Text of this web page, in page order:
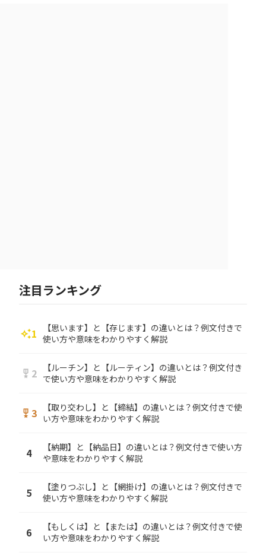
注目ランキング
auto_awesome1
【思います】と【存じます】の違いとは？例文付きで
使い方や意味をわかりやすく解説
military_tech 2
【ルーチン】と【ルーティン】の違いとは？例文付き
で使い方や意味をわかりやすく解説
military_tech 3
【取り交わし】と【締結】の違いとは？例文付きで使
い方や意味をわかりやすく解説
4
【納期】と【納品日】の違いとは？例文付きで使い方
や意味をわかりやすく解説
5
【塗りつぶし】と【網掛け】の違いとは？例文付きで
使い方や意味をわかりやすく解説
6
【もしくは】と【または】の違いとは？例文付きで使
い方や意味をわかりやすく解説